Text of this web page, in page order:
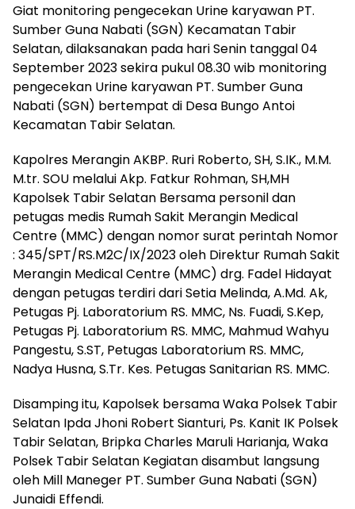
Giat monitoring pengecekan Urine karyawan PT.
Sumber Guna Nabati (SGN) Kecamatan Tabir
Selatan, dilaksanakan pada hari Senin tanggal 04
September 2023 sekira pukul 08.30 wib monitoring
pengecekan Urine karyawan PT. Sumber Guna
Nabati (SGN) bertempat di Desa Bungo Antoi
Kecamatan Tabir Selatan.
Kapolres Merangin AKBP. Ruri Roberto, SH, S.IK., M.M.
M.tr. SOU melalui Akp. Fatkur Rohman, SH,MH
Kapolsek Tabir Selatan Bersama personil dan
petugas medis Rumah Sakit Merangin Medical
Centre (MMC) dengan nomor surat perintah Nomor
: 345/SPT/RS.M2C/IX/2023 oleh Direktur Rumah Sakit
Merangin Medical Centre (MMC) drg. Fadel Hidayat
dengan petugas terdiri dari Setia Melinda, A.Md. Ak,
Petugas Pj. Laboratorium RS. MMC, Ns. Fuadi, S.Kep,
Petugas Pj. Laboratorium RS. MMC, Mahmud Wahyu
Pangestu, S.ST, Petugas Laboratorium RS. MMC,
Nadya Husna, S.Tr. Kes. Petugas Sanitarian RS. MMC.
Disamping itu, Kapolsek bersama Waka Polsek Tabir
Selatan Ipda Jhoni Robert Sianturi, Ps. Kanit IK Polsek
Tabir Selatan, Bripka Charles Maruli Harianja, Waka
Polsek Tabir Selatan Kegiatan disambut langsung
oleh Mill Maneger PT. Sumber Guna Nabati (SGN)
Junaidi Effendi.